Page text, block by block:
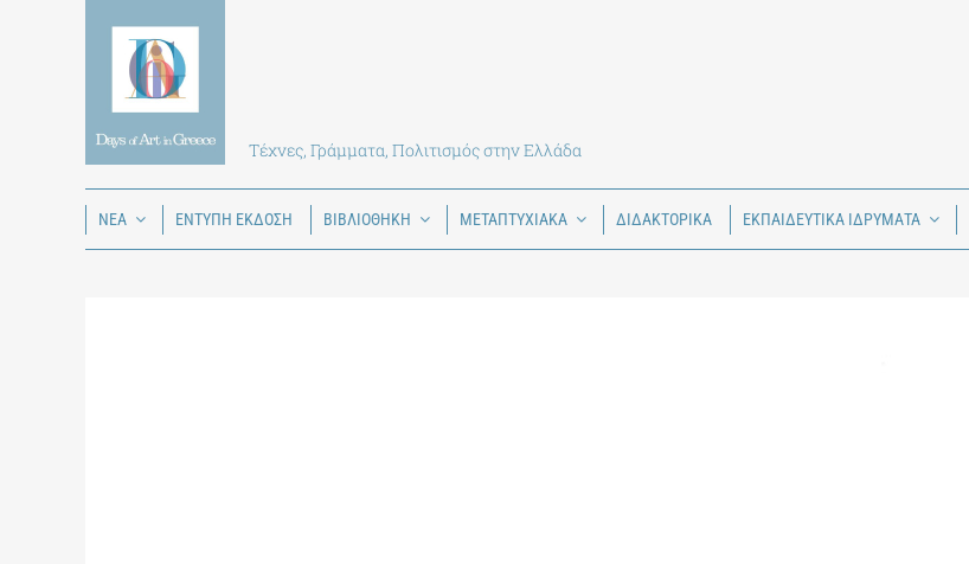
Τέχνες, Γράμματα, Πολιτισμός στην Ελλάδα
ΝΕΑ ΕΝΤΥΠΗ ΕΚΔΟΣΗ ΒΙΒΛΙΟΘΗΚΗ ΜΕΤΑΠΤΥΧΙΑΚΑ ΔΙΔΑΚΤΟΡΙΚΑ ΕΚΠΑΙΔΕΥΤΙΚΑ ΙΔΡΥΜΑΤΑ